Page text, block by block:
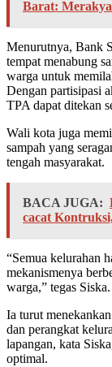
Barat:
Menurutnya, Bank
tempat menabung
warga untuk
Dengan partisipasi
TPA dapat ditekan
Wali kota juga
sampah yang
tengah masyarakat.
BACA JUGA:
cacat
“Semua kelurahan
mekanismenya
warga,” tegas Siska.
Ia turut
dan perangkat
lapangan, kata
optimal.